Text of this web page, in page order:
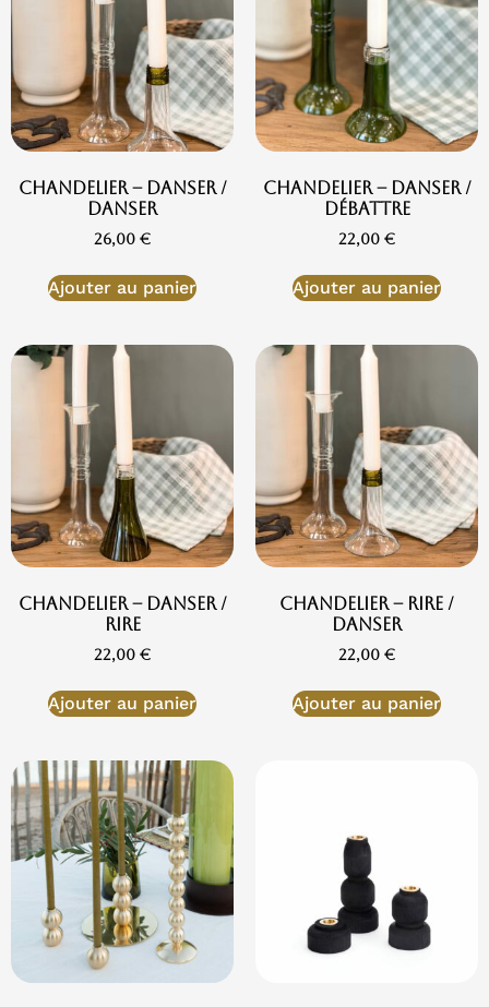
Chandelier – Danser /
Danser
26,00 €
Ajouter au panier
Chandelier – Danser /
Débattre
22,00 €
Ajouter au panier
Chandelier – Danser /
Rire
22,00 €
Ajouter au panier
Chandelier – Rire /
Danser
22,00 €
Ajouter au panier